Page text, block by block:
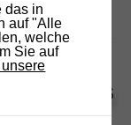
DES
das in
auf "Alle
welche
Sie auf